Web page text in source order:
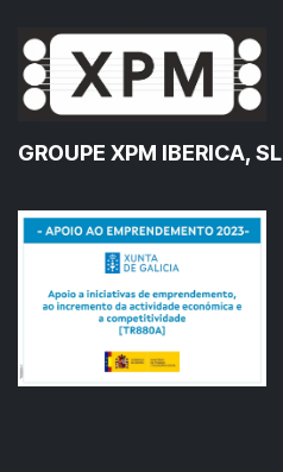
GROUPE XPM IBERICA, SL